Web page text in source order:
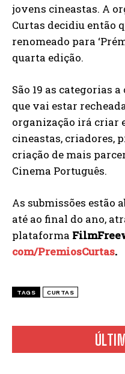
jovens cineastas. A
Curtas decidiu então
renomeado para
quarta edição.
São 19 as categorias
que vai estar
organização irá criar
cineastas, criadores,
criação de mais
Cinema Português.
As submissões estão
até ao final do ano,
plataforma
com/PremiosCurtas.
TAGS CURTAS